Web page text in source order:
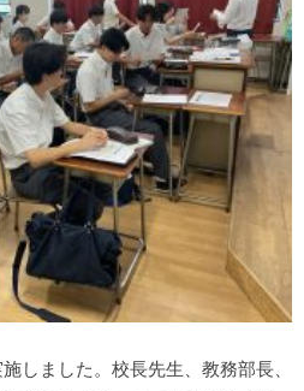
しました。校長先生、教務部長、